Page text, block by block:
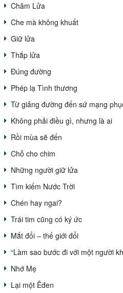
Chăm Lửa
Che mà không khuất
Giữ lửa
Thắp lửa
Đúng đường
Phép lạ Tình thương
Từ giảng đường đến sứ mạng
Không phải điều gì, nhưng là ai
Rồi mùa sẽ đến
Chỗ cho chim
Những người giữ lửa
Tìm kiếm Nước Trời
Chén hay ngai?
Trái tim cũng có ký ức
Mắt đổi – thế giới đổi
“Làm sao bước đi với một người
Nhớ Mẹ
Lại một Êđen